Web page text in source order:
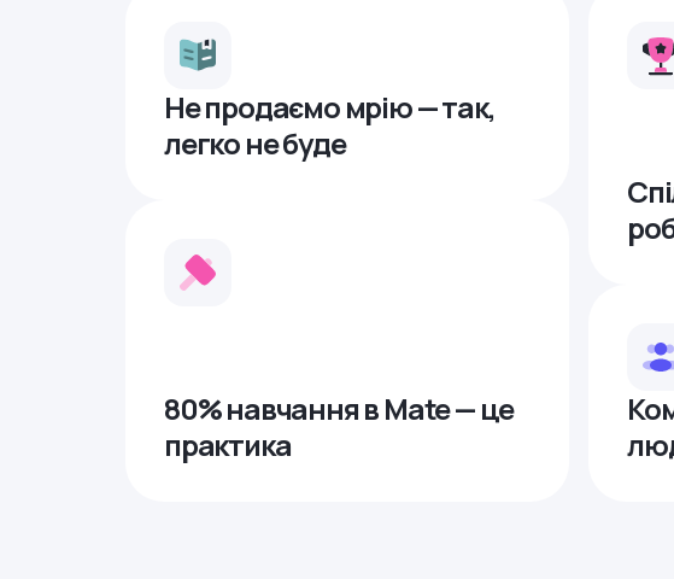
Не продаємо мрію — так,
легко не буде
80% навчання в Mate — це
практика